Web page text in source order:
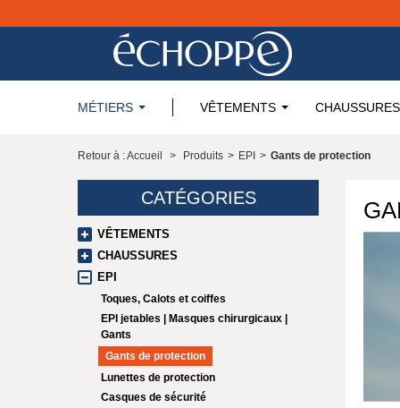
MÉTIERS VÊTEMENTS CHAUSSURES
Retour à : Accueil > Produits > EPI > Gants de protection
CATÉGORIES
VÊTEMENTS
CHAUSSURES
EPI
Toques, Calots et coiffes
EPI jetables | Masques chirurgicaux |
Gants
Gants de protection
Lunettes de protection
Casques de sécurité